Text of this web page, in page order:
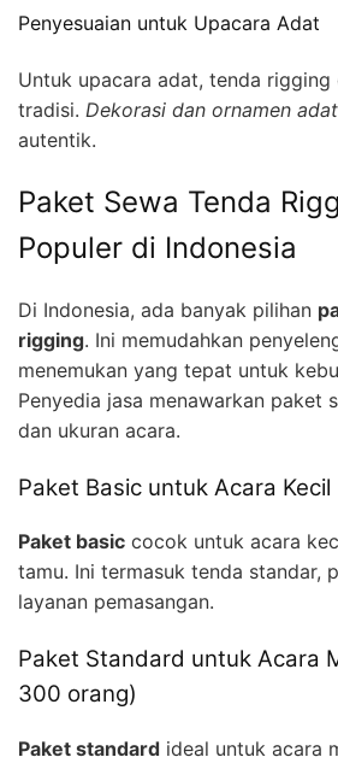
Penyesuaian untuk Upacara Adat
Untuk upacara adat, tenda rigging
tradisi. Dekorasi dan ornamen adat
autentik.
Paket Sewa Tenda
Populer di Indonesia
Di Indonesia, ada banyak pilihan
rigging. Ini memudahkan
menemukan yang tepat untuk
Penyedia jasa menawarkan paket
dan ukuran acara.
Paket Basic untuk Acara
Paket basic cocok untuk acara
tamu. Ini termasuk tenda standar,
layanan pemasangan.
Paket Standard untuk Acara
300 orang)
Paket standard ideal untuk acara